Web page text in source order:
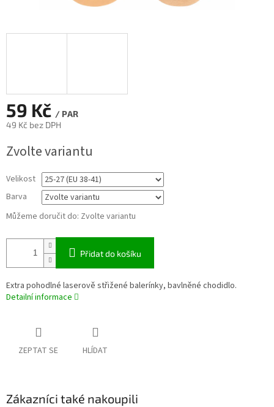
59 Kč / PAR
49 Kč bez DPH
cena:
Zvolte variantu
Velikost
Barva
Můžeme doručit do: Zvolte variantu
Přidat do košíku
Extra pohodlné laserově střižené balerínky, bavlněné chodidlo.
Detailní informace
ZEPTAT SE HLÍDAT
Zákazníci také nakoupili